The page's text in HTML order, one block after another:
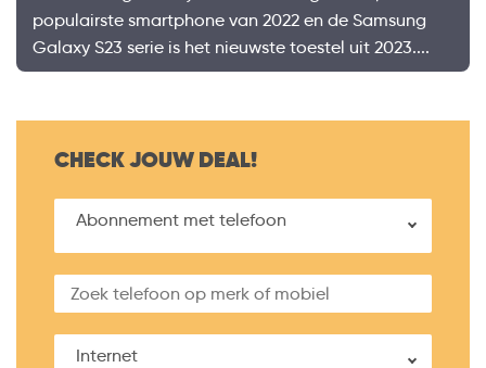
populairste smartphone van 2022 en de Samsung
Galaxy S23 serie is het nieuwste toestel uit 2023....
CHECK JOUW DEAL!
Abonnement met telefoon
Internet